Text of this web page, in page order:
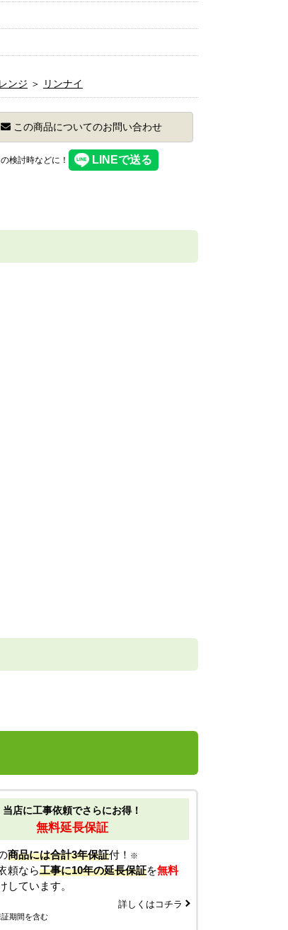
ンジ ＞ リンナイ
この商品についてのお問い合わせ
検討時などに！
当店に工事依頼でさらにお得！
無料延長保証
商品には合計3年保証付！ ※
頼なら工事に10年の延長保証を無料
しています。
詳しくはコチラ
期間を含む